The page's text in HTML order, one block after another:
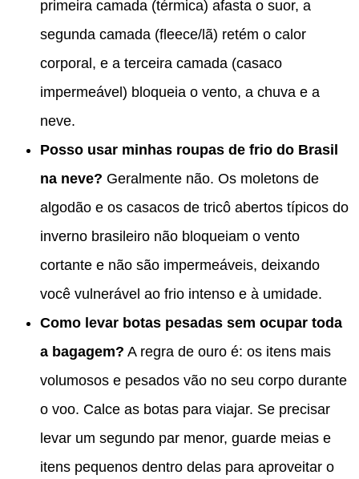
primeira camada (térmica) afasta o suor, a
segunda camada (fleece/lã) retém o calor
corporal, e a terceira camada (casaco
impermeável) bloqueia o vento, a chuva e a
neve.
Posso usar minhas roupas de frio do Brasil
na neve? Geralmente não. Os moletons de
algodão e os casacos de tricô abertos típicos do
inverno brasileiro não bloqueiam o vento
cortante e não são impermeáveis, deixando
você vulnerável ao frio intenso e à umidade.
Como levar botas pesadas sem ocupar toda
a bagagem? A regra de ouro é: os itens mais
volumosos e pesados vão no seu corpo durante
o voo. Calce as botas para viajar. Se precisar
levar um segundo par menor, guarde meias e
itens pequenos dentro delas para aproveitar o